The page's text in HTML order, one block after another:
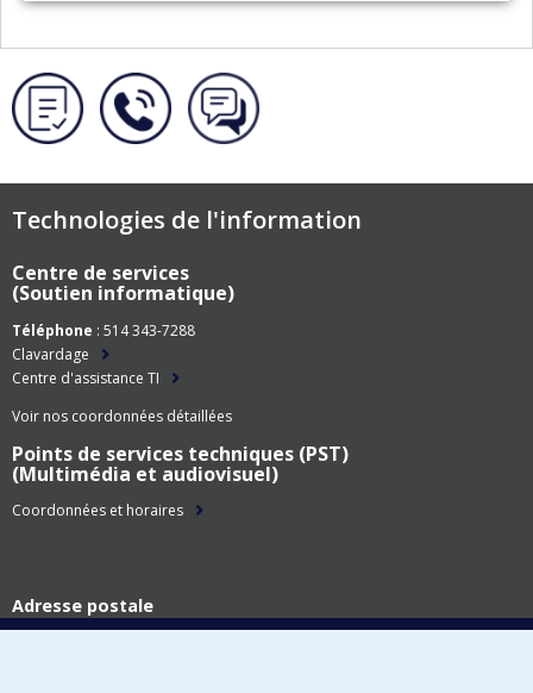
Technologies de l'information
Centre de services
(Soutien informatique)
Téléphone : 514 343-7288
Clavardage
Centre d'assistance TI
Voir nos coordonnées détaillées
Points de services techniques (PST)
(Multimédia et audiovisuel)
Coordonnées et horaires
Adresse postale
Technologies de l'information